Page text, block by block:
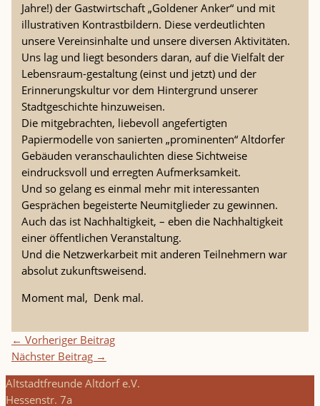
Jahre!) der Gastwirtschaft „Goldener Anker“ und mit
illustrativen Kontrastbildern. Diese verdeutlichten
unsere Vereinsinhalte und unsere diversen Aktivitäten.
Uns lag und liegt besonders daran, auf die Vielfalt der
Lebensraum-gestaltung (einst und jetzt) und der
Erinnerungskultur vor dem Hintergrund unserer
Stadtgeschichte hinzuweisen.
Die mitgebrachten, liebevoll angefertigten
Papiermodelle von sanierten „prominenten“ Altdorfer
Gebäuden veranschaulichten diese Sichtweise
eindrucksvoll und erregten Aufmerksamkeit.
Und so gelang es einmal mehr mit interessanten
Gesprächen begeisterte Neumitglieder zu gewinnen.
Auch das ist Nachhaltigkeit, – eben die Nachhaltigkeit
einer öffentlichen Veranstaltung.
Und die Netzwerkarbeit mit anderen Teilnehmern war
absolut zukunftsweisend.
Moment mal, Denk mal.
← Vorheriger Beitrag
Nächster Beitrag →
Altstadtfreunde Altdorf e.V.
Hessenstr. 7a